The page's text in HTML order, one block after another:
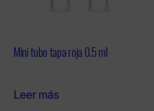
Mini tubo tapa roja 0.5 ml
Leer más